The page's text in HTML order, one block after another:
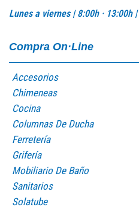
Lunes a viernes |8:00h · 13:00h |
Compra On·Line
Accesorios
Chimeneas
Cocina
Columnas De Ducha
Ferretería
Grifería
Mobiliario De Baño
Sanitarios
Solatube